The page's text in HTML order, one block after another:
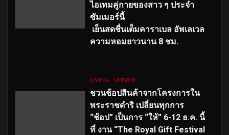
ไอเทมคู่กายของสาว ๆ ประจำ
ซัมเมอร์นี้
เย็นสดชื่นเต็มคาราเบล อัพเลเวล
ความหอมยาวนาน 8 ชม.
LIVING UPDATE
ชวนช้อปสินค้าจากโครงการใน
พระราชดำริ เปลี่ยนทุกการ
“ช้อป” เป็นการ “ให้” 6-12 ธ.ค. นี้
ที่ งาน “The Royal Gift Festival